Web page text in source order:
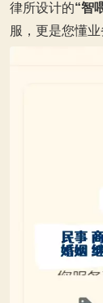
律所设计的“智
服，更是您懂